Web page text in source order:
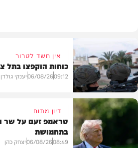
חדשות
אין חשד לטרור
כוחות הוקפצו בתל
09:12
06/08/26יענקי גולדן
דיון מתוח
טראמפ זעם על שר
בתחמושת
08:49
06/08/26יצחק כהן